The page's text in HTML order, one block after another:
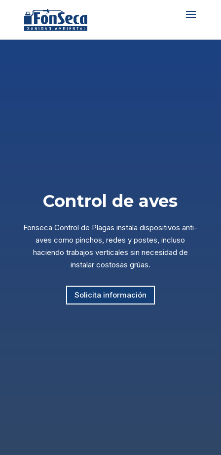
Control de aves
Fonseca Control de Plagas instala dispositivos anti-
aves como pinchos, redes y postes, incluso
haciendo trabajos verticales sin necesidad de
instalar costosas grúas.
Solicita información